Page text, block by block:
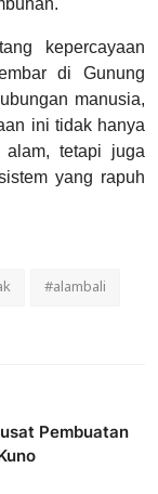
kepercayaan
di Gunung
manusia,
ini tidak hanya
alam, tetapi juga
yang rapuh
#alambali
Pembuatan